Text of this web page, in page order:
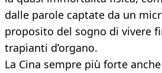
dalle parole captate da un
proposito del sogno di vivere
trapianti d’organo.
La Cina sempre più forte